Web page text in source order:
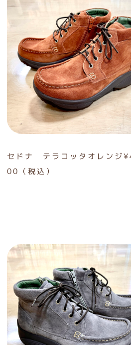
セドナ テラコッタオレンジ
00（税込）